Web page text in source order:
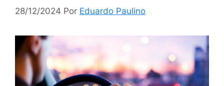
28/12/2024 Por Eduardo Paulino